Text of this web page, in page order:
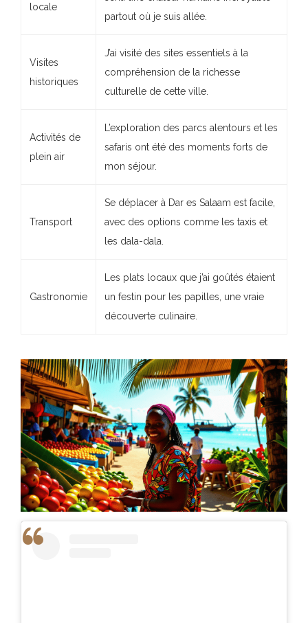
locale
partout où je suis allée.
Visites
historiques
J’ai visité des sites essentiels à la
compréhension de la richesse
culturelle de cette ville.
Activités de
plein air
L’exploration des parcs alentours et les
safaris ont été des moments forts de
mon séjour.
Transport
Se déplacer à Dar es Salaam est facile,
avec des options comme les taxis et
les dala-dala.
Gastronomie
Les plats locaux que j’ai goûtés étaient
un festin pour les papilles, une vraie
découverte culinaire.